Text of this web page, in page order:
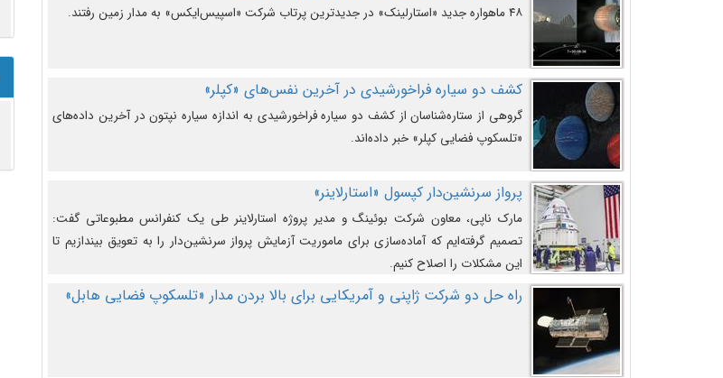
۴۸ ماهواره جدید «استارلینک» در جدیدترین پرتاب شرکت «اسپیس‌ایکس» به مدار زمین رفتند.
کشف دو سیاره فراخورشیدی در آخرین نفس‌های «کپلر»
گروهی از ستاره‌شناسان از کشف دو سیاره فراخورشیدی به اندازه سیاره نپتون در آخرین داده‌های
«تلسکوپ فضایی کپلر» خبر داده‌اند.
پرواز سرنشین‌دار کپسول «استارلاینر»
مارک ناپی، معاون شرکت بوئینگ و مدیر پروژه استارلاینر طی یک کنفرانس مطبوعاتی گفت:
تصمیم گرفته‌ایم که آماده‌سازی برای ماموریت آزمایش پرواز سرنشین‌دار را به تعویق بیندازیم تا
این مشکلات را اصلاح کنیم.
راه حل دو شرکت ژاپنی و آمریکایی برای بالا بردن مدار «تلسکوپ فضایی هابل»